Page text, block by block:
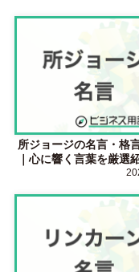
所ジョージの名言・格
｜心に響く言葉を厳選